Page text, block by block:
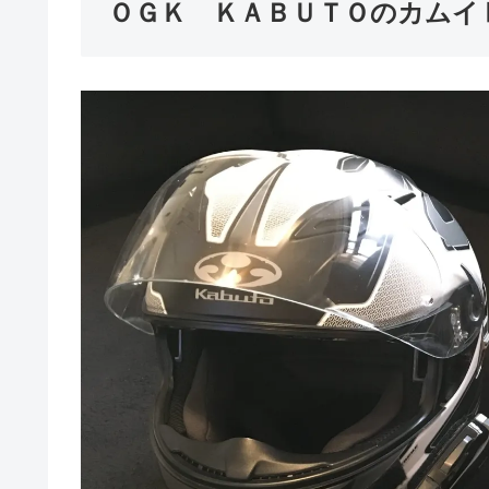
ＯＧＫ ＫＡＢＵＴＯのカム